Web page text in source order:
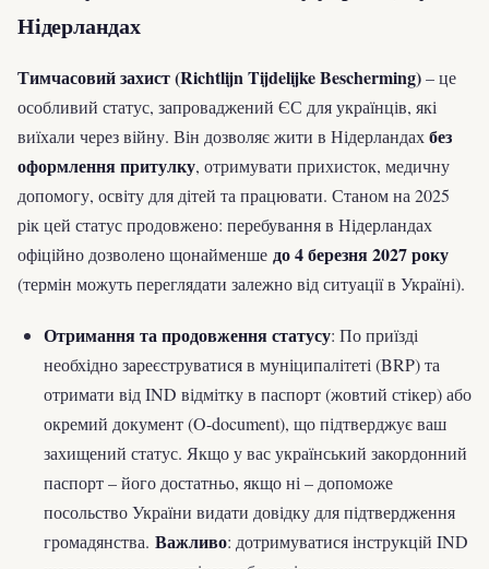
Нідерландах
Тимчасовий захист (Richtlijn Tijdelijke Bescherming)– це
особливий статус, запроваджений ЄС для українців, які
виїхали через війну. Він дозволяє жити в Нідерландахбез
оформлення притулку, отримувати прихисток, медичну
допомогу, освіту для дітей та працювати. Станом на 2025
рік цей статус продовжено: перебування в Нідерландах
офіційно дозволено щонайменше до 4 березня 2027 року
(термін можуть переглядати залежно від ситуації в Україні).
Отримання та продовження статусу: По приїзді
необхідно зареєструватися в муніципалітеті (BRP) та
отримати від IND відмітку в паспорт (жовтий стікер) або
окремий документ (O-document), що підтверджує ваш
захищений статус. Якщо у вас український закордонний
паспорт – його достатньо, якщо ні – допоможе
посольство України видати довідку для підтвердження
громадянства. Важливо: дотримуватися інструкцій IND